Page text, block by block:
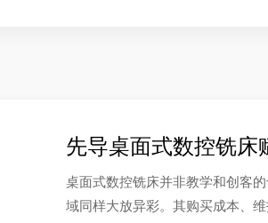
先导桌面式数控铣床
桌面式数控铣床并非教学和创客
域同样大放异彩。其购买成本、